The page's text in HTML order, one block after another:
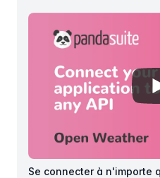
Se connecter à n'importe